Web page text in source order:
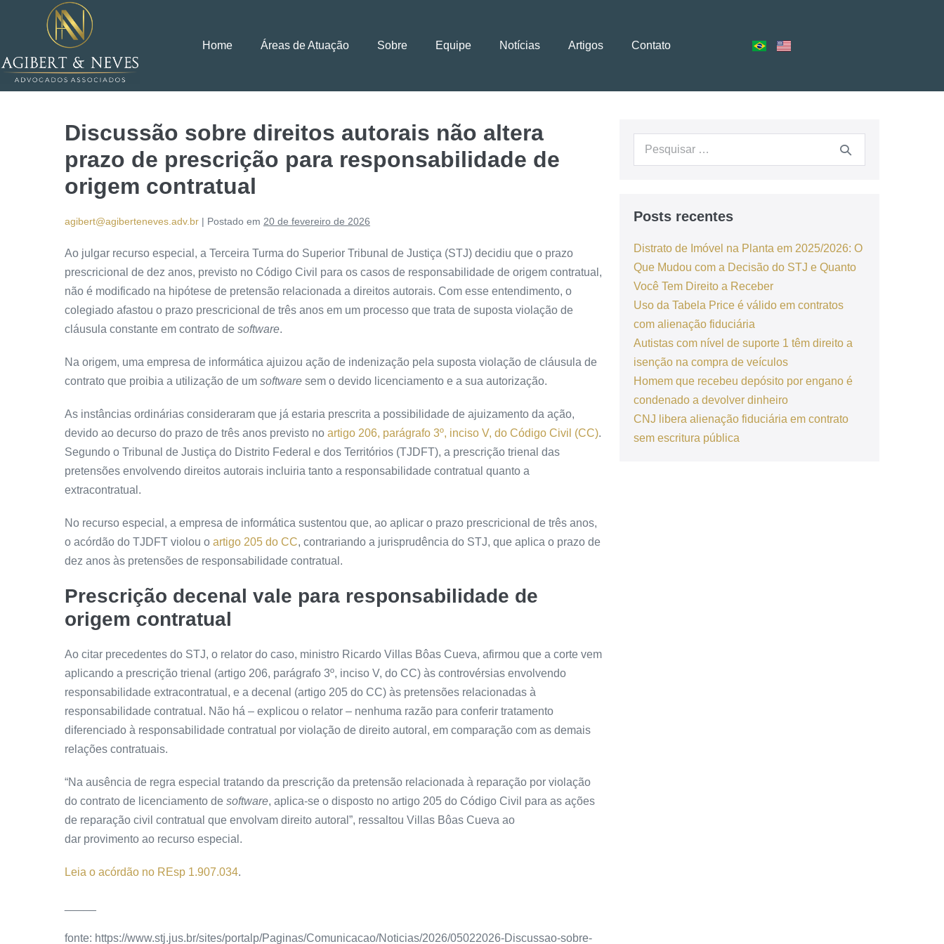
Home Áreas de Atuação Sobre Equipe Notícias Artigos Contato
Discussão sobre direitos autorais não altera
prazo de prescrição para responsabilidade de
origem contratual
agibert@agiberteneves.adv.br | Postado em 20 de fevereiro de 2026
Ao julgar recurso especial , a Terceira Turma do Superior Tribunal de Justiça (STJ) decidiu que o prazo
prescricional de dez anos, previsto no Código Civil para os casos de responsabilidade de origem contratual,
não é modificado na hipótese de pretensão relacionada a direitos autorais. Com esse entendimento, o
colegiado afastou o prazo prescricional de três anos em um processo que trata de suposta violação de
cláusula constante em contrato de software.
Na origem, uma empresa de informática ajuizou ação de indenização pela suposta violação de cláusula de
contrato que proibia a utilização de um software sem o devido licenciamento e a sua autorização.
As instâncias ordinárias consideraram que já estaria prescrita a possibilidade de ajuizamento da ação,
devido ao decurso do prazo de três anos previsto no artigo 206, parágrafo 3º, inciso V, do Código Civil (CC).
Segundo o Tribunal de Justiça do Distrito Federal e dos Territórios (TJDFT), a prescrição trienal das
pretensões envolvendo direitos autorais incluiria tanto a responsabilidade contratual quanto a
extracontratual.
No recurso especial , a empresa de informática sustentou que, ao aplicar o prazo prescricional de três anos,
o acórdão do TJDFT violou o artigo 205 do CC, contrariando a jurisprudência do STJ, que aplica o prazo de
dez anos às pretensões de responsabilidade contratual.
Prescrição decenal vale para responsabilidade de
origem contratual
Ao citar precedentes do STJ, o relator do caso, ministro Ricardo Villas Bôas Cueva, afirmou que a corte vem
aplicando a prescrição trienal (artigo 206, parágrafo 3º, inciso V, do CC) às controvérsias envolvendo
responsabilidade extracontratual, e a decenal (artigo 205 do CC) às pretensões relacionadas à
responsabilidade contratual. Não há – explicou o relator – nenhuma razão para conferir tratamento
diferenciado à responsabilidade contratual por violação de direito autoral, em comparação com as demais
relações contratuais.
“Na ausência de regra especial tratando da prescrição da pretensão relacionada à reparação por violação
do contrato de licenciamento de software, aplica-se o disposto no artigo 205 do Código Civil para as ações
de reparação civil contratual que envolvam direito autoral”, ressaltou Villas Bôas Cueva ao
dar provimento ao recurso especial .
Leia o acórdão no REsp 1.907.034.
fonte: https://www.stj.jus.br/sites/portalp/Paginas/Comunicacao/Noticias/2026/05022026-Discussao-sobre-
Posts recentes
Distrato de Imóvel na Planta em 2025/2026: O
Que Mudou com a Decisão do STJ e Quanto
Você Tem Direito a Receber
Uso da Tabela Price é válido em contratos
com alienação fiduciária
Autistas com nível de suporte 1 têm direito a
isenção na compra de veículos
Homem que recebeu depósito por engano é
condenado a devolver dinheiro
CNJ libera alienação fiduciária em contrato
sem escritura pública